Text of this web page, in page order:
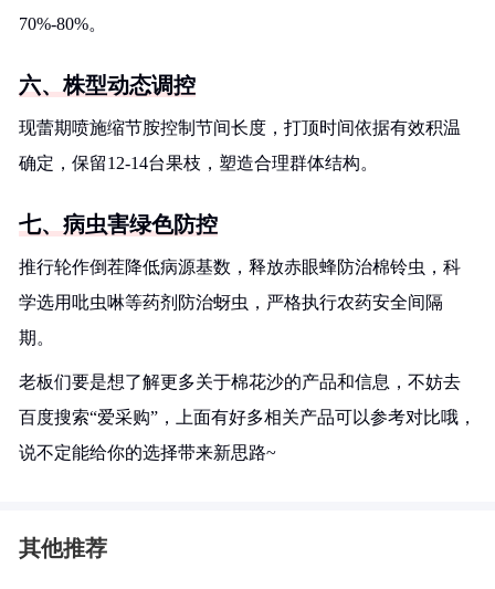
70%-80%。
六、株型动态调控
现蕾期喷施缩节胺控制节间长度，打顶时间依据有效积温
确定，保留12-14台果枝，塑造合理群体结构。
七、病虫害绿色防控
推行轮作倒茬降低病源基数，释放赤眼蜂防治棉铃虫，科
学选用吡虫啉等药剂防治蚜虫，严格执行农药安全间隔
期。
老板们要是想了解更多关于棉花沙的产品和信息，不妨去
百度搜索“爱采购”，上面有好多相关产品可以参考对比哦，
说不定能给你的选择带来新思路~
其他推荐